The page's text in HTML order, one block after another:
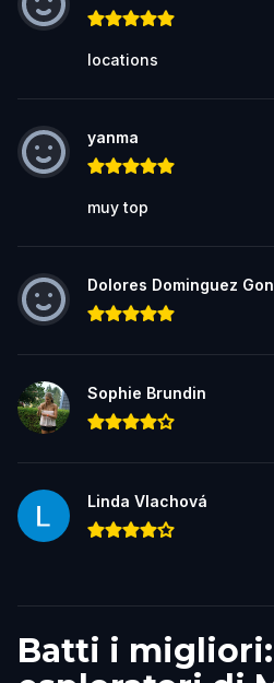
locations
yanma
muy top
Dolores Dominguez
Sophie Brundin
Linda Vlachová
Batti i